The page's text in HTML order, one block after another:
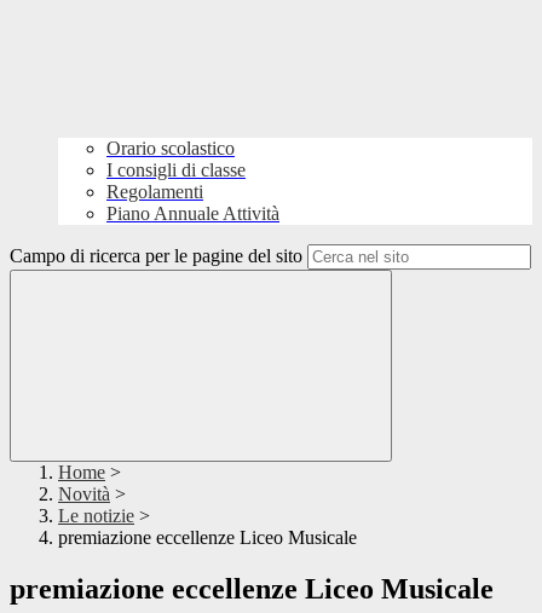
Orario scolastico
I consigli di classe
Regolamenti
Piano Annuale Attività
Campo di ricerca per le pagine del sito
Home >
Novità >
Le notizie >
premiazione eccellenze Liceo Musicale
premiazione eccellenze Liceo Musicale